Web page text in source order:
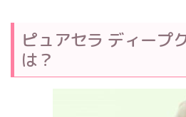
ピュアセラ ディープ
は？